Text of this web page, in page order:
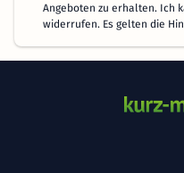
Angeboten zu erhalten. Ich
widerrufen. Es gelten die